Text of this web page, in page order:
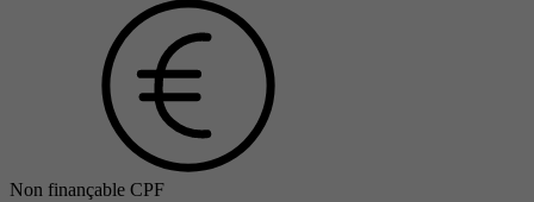
Non finançable CPF